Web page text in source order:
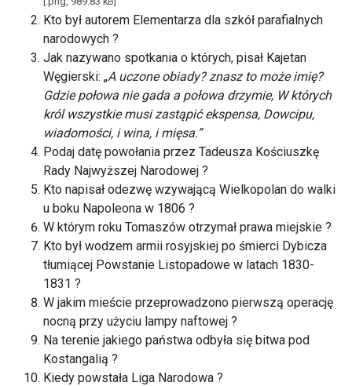
Kto był autorem Elementarza dla szkół parafialnych
narodowych ?
Jak nazywano spotkania o których, pisał Kajetan
Węgierski: „A uczone obiady? znasz to może imię?
Gdzie połowa nie gada a połowa drzymie, W których
król wszystkie musi zastąpić ekspensa, Dowcipu,
wiadomości, i wina, i mięsa.”
Podaj datę powołania przez Tadeusza Kościuszkę
Rady Najwyższej Narodowej ?
Kto napisał odezwę wzywającą Wielkopolan do walki
u boku Napoleona w 1806 ?
W którym roku Tomaszów otrzymał prawa miejskie ?
Kto był wodzem armii rosyjskiej po śmierci Dybicza
tłumiącej Powstanie Listopadowe w latach 1830-
1831 ?
W jakim mieście przeprowadzono pierwszą operację
nocną przy użyciu lampy naftowej ?
Na terenie jakiego państwa odbyła się bitwa pod
Kostangalią ?
Kiedy powstała Liga Narodowa ?